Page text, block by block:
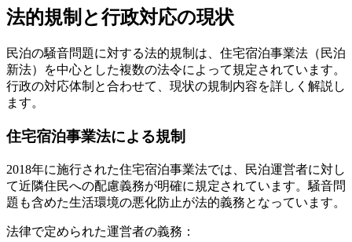
法的規制と行政対応の現状
民泊の騒音問題に対する法的規制は、住宅宿泊事業法（民泊
新法）を中心とした複数の法令によって規定されています。
行政の対応体制と合わせて、現状の規制内容を詳しく解説し
ます。
住宅宿泊事業法による規制
2018年に施行された住宅宿泊事業法では、民泊運営者に対し
て近隣住民への配慮義務が明確に規定されています。騒音問
題も含めた生活環境の悪化防止が法的義務となっています。
法律で定められた運営者の義務：